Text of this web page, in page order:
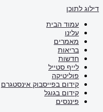
דילוג לתוכן
עמוד הבית
עלינו
מאמרים
בריאות
חדשות
לייף סטייל
פוליטיקה
קידום בפייסבוק אינסטגרם
קידום בגוגל
פיננסים